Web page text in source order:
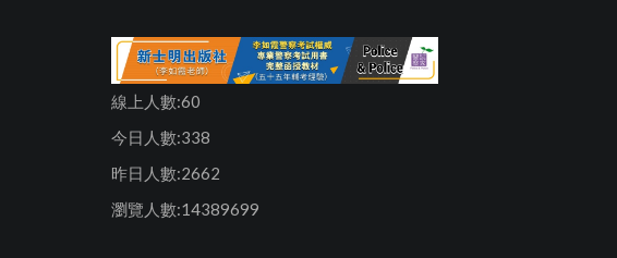
線上人數:60
今日人數:338
昨日人數:2662
瀏覽人數:14389699